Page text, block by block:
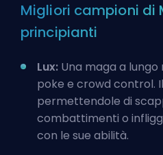
Migliori campioni di
principianti
Lux: Una maga a
poke e crowd control.
permettendole di
combattimenti o
con le sue abilità.